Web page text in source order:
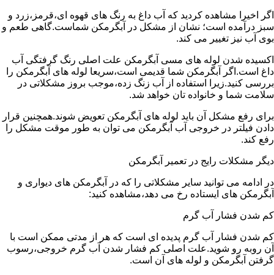
اگر اخیرا مشاهده کردید که آب داغ به رنگ های قهوه ای،قرمز،زرد و
سبز درآمده است؛ نشان از مشکل در آبگرمکن شماست.گاهی طعم و
بوی آب نیز تغییر می کند.
اکسیده شدن لوله های مسی آبگرمکن علت اصلی رنگ گرفتگی آب
داغ است.اگر آبگرمکن شما قدیمی است،سریعا لوله های آبگرمکن را
بررسی کنید.زیرا استفاده از آب زنگ زده،موجب بروز مشکلاتی در
سلامت شما و خانواده تان خواهد شد.
برای رفع مشکل آن باید لوله های آبگرمکن تعویض شوند.همچنین قرار
دادن فیلتر در خروجی آب آبگرمکن می توان به طور موقت مشکل را
رفع کند.
دیگر مشکلات رایج در تعمیر آبگرمکن
در ادامه می توانید سایر مشکلاتی را که در آبگرمکن های دیواری و
آبگرمکن های ایستاده رخ می دهد،مشاهده کنید:
کم شدن فشار آب گرم
کم شدن فشار آب گرم پدیده ای است که هر از مدتی ممکن است با
آن روبه رو شوید.علت اصلی کم فشار شدن آب گرم خروجی،رسوب
گرفتن آبگرمکن و لوله های آن است.